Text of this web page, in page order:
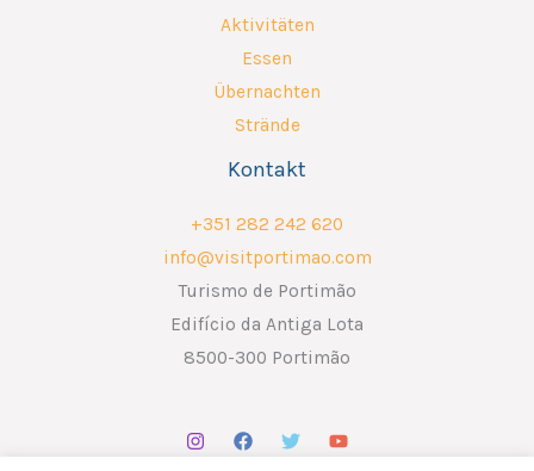
Aktivitäten
Essen
Übernachten
Strände
Kontakt
+351 282 242 620
info@visitportimao.com
Turismo de Portimão
Edifício da Antiga Lota
8500-300 Portimão